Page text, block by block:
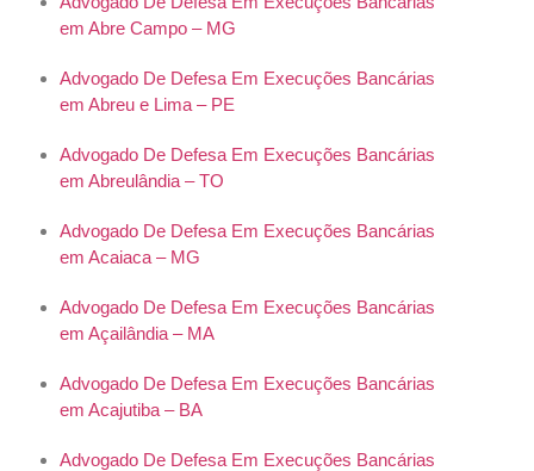
em Abre Campo – MG
Advogado De Defesa Em Execuções Bancárias
em Abreu e Lima – PE
Advogado De Defesa Em Execuções Bancárias
em Abreulândia – TO
Advogado De Defesa Em Execuções Bancárias
em Acaiaca – MG
Advogado De Defesa Em Execuções Bancárias
em Açailândia – MA
Advogado De Defesa Em Execuções Bancárias
em Acajutiba – BA
Advogado De Defesa Em Execuções Bancárias